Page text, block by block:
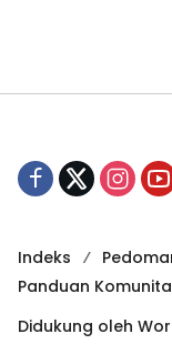
Indeks
Panduan
Didukung oleh